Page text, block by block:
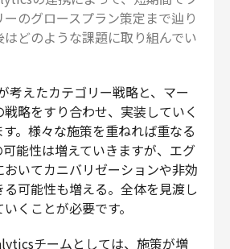
のグロースプラン策定まで辿り
どのような課題に取り組んでい
考えたカテゴリー戦略と、マー
略をすり合わせ、実装していく
。様々な施策を重ねれば重なる
能性は増えていきますが、エグ
いてカニバリゼーションや非効
可能性も増える。全体を見渡し
くことが必要です。
チームとしては、施策が増